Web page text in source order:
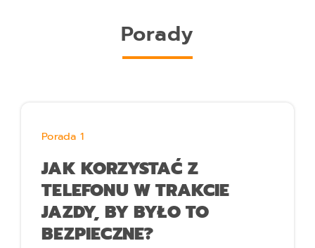
Porady
Porada 1
JAK KORZYSTAĆ Z
TELEFONU W TRAKCIE
JAZDY, BY BYŁO TO
BEZPIECZNE?